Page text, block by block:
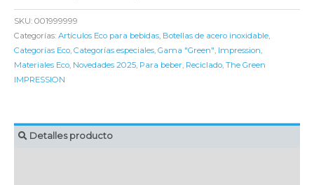
SKU: 001999999
Categorías: Artículos Eco para bebidas Botellas de acero inoxidable
Categorías Eco Categorías especiales Gama "Green" Impression
Materiales Eco Novedades 2025 Para beber Reciclado The Green
IMPRESSION
Detalles producto